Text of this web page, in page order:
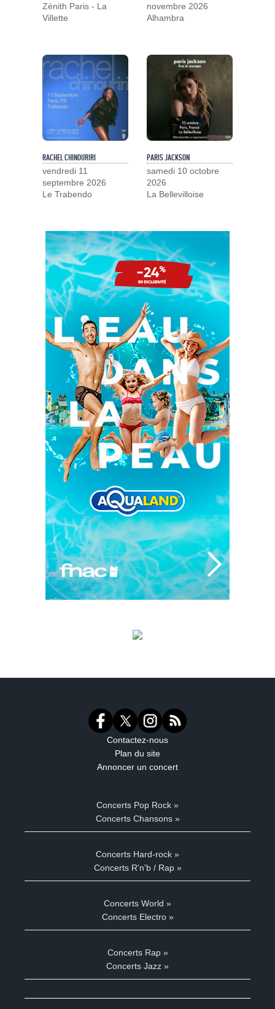
Zénith Paris - La
Villette
novembre 2026
Alhambra
RACHEL CHINOURIRI
vendredi 11
septembre 2026
Le Trabendo
PARIS JACKSON
samedi 10 octobre
2026
La Bellevilloise
Contactez-nous
Plan du site
Annoncer un concert
Concerts Pop Rock »
Concerts Chansons »
Concerts Hard-rock »
Concerts R'n'b / Rap »
Concerts World »
Concerts Electro »
Concerts Rap »
Concerts Jazz »